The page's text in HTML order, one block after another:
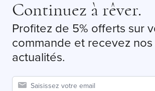
Continuez à rêver.
Profitez de 5% offerts sur
commande et recevez
actualités.